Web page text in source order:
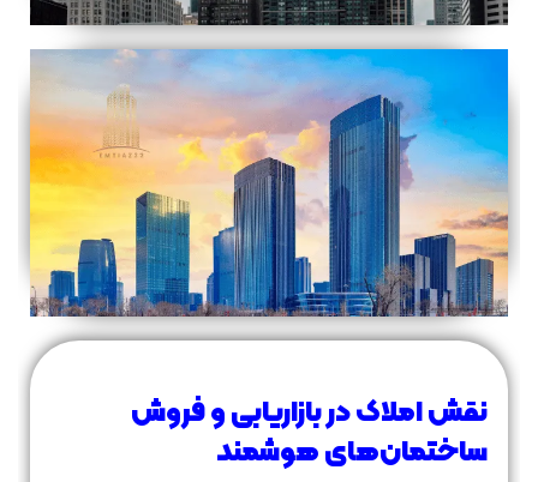
نقش املاک در بازاریابی و فروش
ساختمان‌های هوشمند